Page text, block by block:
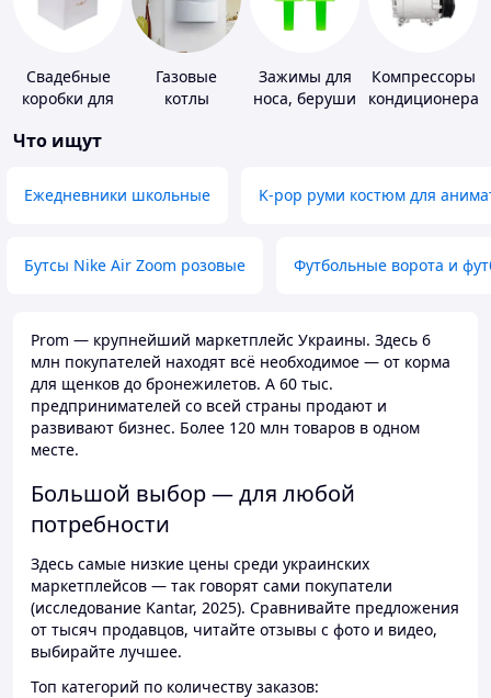
Свадебные
коробки для
Газовые
котлы
Зажимы для
носа, беруши
Компрессоры
кондиционера
Что ищут
Ежедневники школьные K-pop руми костюм для
Бутсы Nike Air Zoom розовые Футбольные ворота и
Prom — крупнейший маркетплейс Украины. Здесь 6
млн покупателей находят всё необходимое — от корма
для щенков до бронежилетов. А 60 тыс.
предпринимателей со всей страны продают и
развивают бизнес. Более 120 млн товаров в одном
месте.
Большой выбор — для любой
потребности
Здесь самые низкие цены среди украинских
маркетплейсов — так говорят сами покупатели
(исследование Kantar, 2025). Сравнивайте предложения
от тысяч продавцов, читайте отзывы с фото и видео,
выбирайте лучшее.
Топ категорий по количеству заказов: